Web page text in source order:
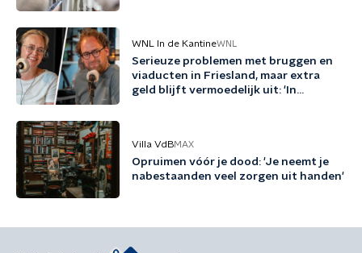
WNL In de KantineWNL
Serieuze problemen met bruggen en
viaducten in Friesland, maar extra
geld blijft vermoedelijk uit: 'In
Villa VdBMAX
Opruimen vóór je dood: 'Je neemt je
nabestaanden veel zorgen uit handen'